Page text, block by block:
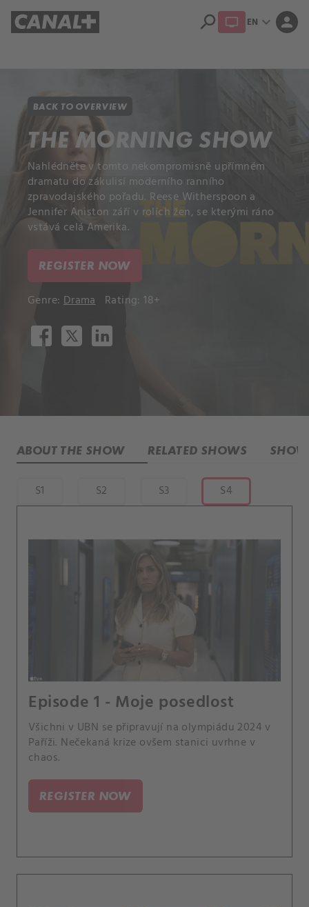
search EN expand_more person
BACK TO OVERVIEW
THE MORNING SHOW
Nahlédněte v tomto nekompromisně upřímném
dramatu do zákulisí moderního ranního
zpravodajského pořadu. Reese Witherspoon a
Jennifer Aniston září v rolích žen, se kterými ráno
vstává celá Amerika.
REGISTER NOW
Genre: Drama Rating: 18+
ABOUT THE SHOW RELATED SHOWS
S1 S2 S3 S4
Episode 1 - Moje posedlost
Všichni v UBN se připravují na olympiádu 2024 v
Paříži. Nečekaná krize ovšem stanici uvrhne v
chaos.
REGISTER NOW